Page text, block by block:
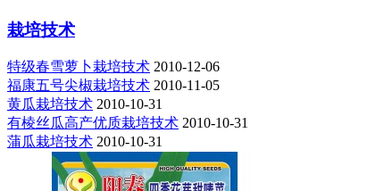
栽培技术
特级春雪萝卜栽培技术 2010-12-06
福康五号尖椒栽培技术 2010-11-05
黄瓜栽培技术 2010-10-31
有棱丝瓜高产优质栽培技术 2010-10-31
蒲瓜栽培技术 2010-10-31